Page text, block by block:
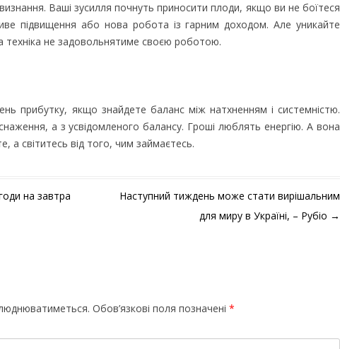
Ваші зусилля почнуть приносити плоди, якщо ви не боїтеся
підвищення або нова робота із гарним доходом. Але уникайте
техніка не задовольнятиме своєю роботою.
прибутку, якщо знайдете баланс між натхненням і системністю.
а з усвідомленого балансу. Гроші люблять енергію. А вона
а світитесь від того, чим займаєтесь.
на завтра
Наступний тиждень може стати вирішальним
для миру в Україні, – Рубіо →
Обов’язкові поля позначені *